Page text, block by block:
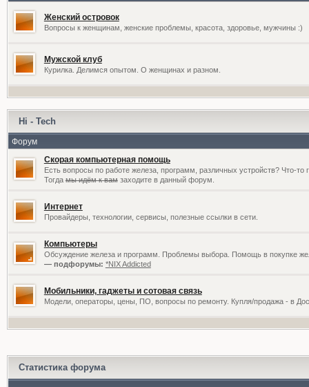
Женский островок
Вопросы к женщинам, женские проблемы, красота, здоровье, мужчины :)
Мужской клуб
Курилка. Делимся опытом. О женщинах и разном.
Hi - Tech
Форум
Скорая компьютерная помощь
Есть вопросы по работе железа, программ, различных устройств? Что-то
Тогдамы идём к вамзаходите в данный форум.
Интернет
Провайдеры, технологии, сервисы, полезные ссылки в сети.
Компьютеры
Обсуждение железа и программ. Проблемы выбора. Помощь в покупке
— подфорумы: *NIX Addicted
Мобильники, гаджеты и сотовая связь
Модели, операторы, цены, ПО, вопросы по ремонту. Купля/продажа - в
Статистика форума